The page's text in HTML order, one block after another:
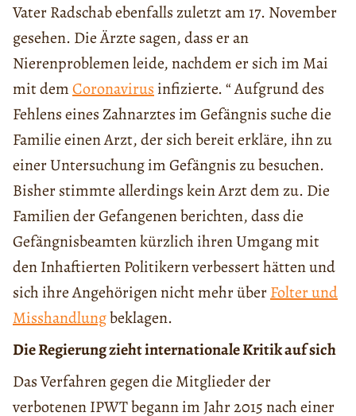
Vater Radschab ebenfalls zuletzt am 17. November
gesehen. Die Ärzte sagen, dass er an
Nierenproblemen leide, nachdem er sich im Mai
mit demCoronavirus infizierte. “ Aufgrund des
Fehlens eines Zahnarztes im Gefängnis suche die
Familie einen Arzt, der sich bereit erkläre, ihn zu
einer Untersuchung im Gefängnis zu besuchen.
Bisher stimmte allerdings kein Arzt dem zu. Die
Familien der Gefangenen berichten, dass die
Gefängnisbeamten kürzlich ihren Umgang mit
den Inhaftierten Politikern verbessert hätten und
sich ihre Angehörigen nicht mehr überFolter und
Misshandlungbeklagen.
Die Regierung zieht internationale Kritik auf sich
Das Verfahren gegen die Mitglieder der
verbotenen IPWT begann im Jahr 2015 nach einer